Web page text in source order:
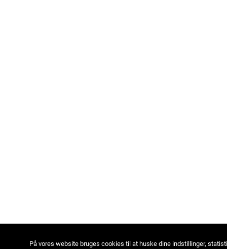
På vores website bruges cookies til at huske dine indstillinger,